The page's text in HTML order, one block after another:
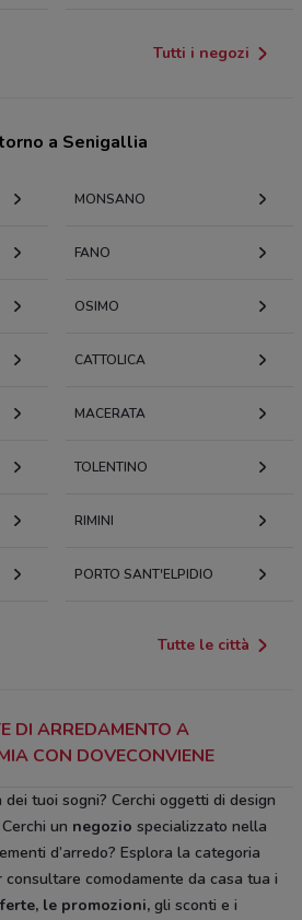
Tutti i negozi
a Senigallia
MONSANO
FANO
OSIMO
CATTOLICA
MACERATA
TOLENTINO
RIMINI
PORTO SANT'ELPIDIO
Tutte le città
DI ARREDAMENTO A
CON DOVECONVIENE
tuoi sogni? Cerchi oggetti di design
un negozio specializzato nella
d’arredo? Esplora la categoria
consultare comodamente da casa tua i
le promozioni, gli sconti e i